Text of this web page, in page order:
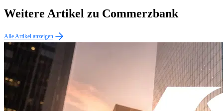
Weitere Artikel zu Commerzbank
Alle Artikel anzeigen